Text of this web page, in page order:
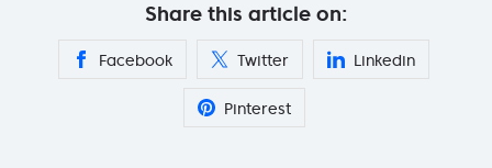
Share this article on:
Facebook Twitter Linkedin
Pinterest